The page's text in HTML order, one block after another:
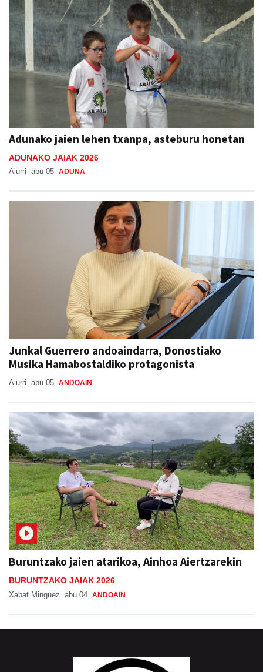
Adunako jaien lehen txanpa, asteburu honetan
ADUNAKO JAIAK 2026
Aiurri abu 05 ADUNA
Junkal Guerrero andoaindarra, Donostiako
Musika Hamabostaldiko protagonista
Aiurri abu 05 ANDOAIN
Buruntzako jaien atarikoa, Ainhoa Aiertzarekin
BURUNTZAKO JAIAK 2026
Xabat Minguez abu 04 ANDOAIN